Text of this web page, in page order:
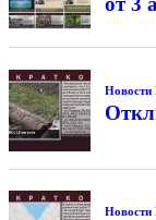
Новости
Новости